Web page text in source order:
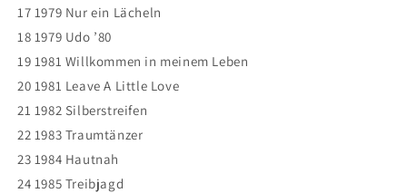
17 1979 Nur ein Lächeln
18 1979 Udo ’80
19 1981 Willkommen in meinem Leben
20 1981 Leave A Little Love
21 1982 Silberstreifen
22 1983 Traumtänzer
23 1984 Hautnah
24 1985 Treibjagd